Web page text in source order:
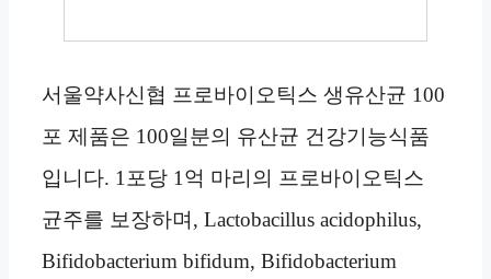
서울약사신협 프로바이오틱스 생유산균 100
포 제품은 100일분의 유산균 건강기능식품
입니다. 1포당 1억 마리의 프로바이오틱스
균주를 보장하며, Lactobacillus acidophilus,
Bifidobacterium bifidum, Bifidobacterium